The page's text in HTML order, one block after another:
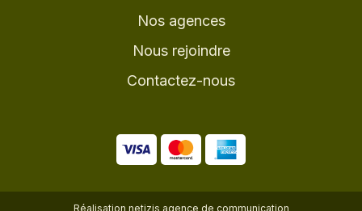
Nos agences
Nous rejoindre
Contactez-nous
Réalisation netizis agence de communication